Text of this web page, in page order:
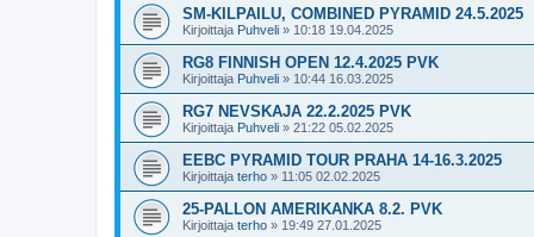
SM-KILPAILU, COMBINED PYRAMID 24.5.2025
Kirjoittaja Puhveli » 10:18 19.04.2025
RG8 FINNISH OPEN 12.4.2025 PVK
Kirjoittaja Puhveli » 10:44 16.03.2025
RG7 NEVSKAJA 22.2.2025 PVK
Kirjoittaja Puhveli » 21:22 05.02.2025
EEBC PYRAMID TOUR PRAHA 14-16.3.2025
Kirjoittaja terho » 11:05 02.02.2025
25-PALLON AMERIKANKA 8.2. PVK
Kirjoittaja terho » 19:49 27.01.2025